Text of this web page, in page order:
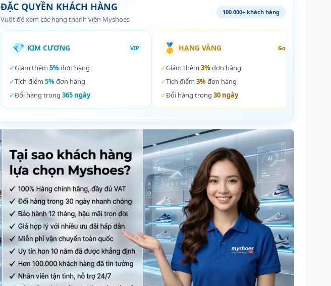
ĐẶC QUYỀN KHÁCH HÀNG
Vuốt để xem các hạng thành viên Myshoes
100.000+ khách hàng
💎 KIM CƯƠNG VIP
✓Giảm thêm 5%đơn hàng
✓Tích điểm 5%đơn hàng
✓Đổi hàng trong 365 ngày
🥇 HẠNG VÀNG Gold
✓Giảm thêm 3%đơn hàng
✓Tích điểm 3%đơn hàng
✓Đổi hàng trong 30 ngày